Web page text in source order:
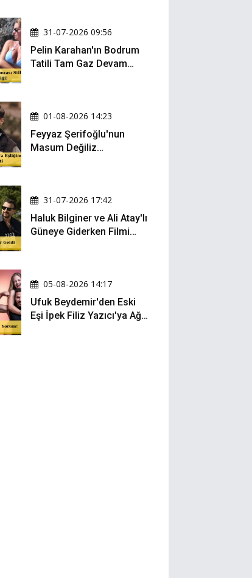
31-07-2026 09:56
Pelin Karahan'ın Bodrum
Tatili Tam Gaz Devam
01-08-2026 14:23
Feyyaz Şerifoğlu'nun
Masum Değiliz
31-07-2026 17:42
Haluk Bilginer ve Ali Atay'lı
Güneye Giderken Filmi
05-08-2026 14:17
Ufuk Beydemir'den Eski
Eşi İpek Filiz Yazıcı'ya Ağır